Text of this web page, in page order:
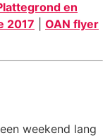
en
2017
OAN flyer
weekend lang